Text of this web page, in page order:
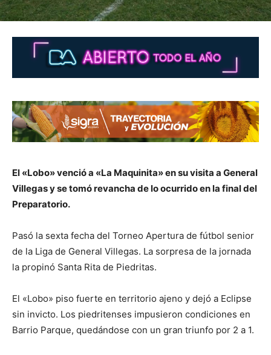
El «Lobo» venció a «La Maquinita» en su visita a General
Villegas y se tomó revancha de lo ocurrido en la final del
Preparatorio.
Pasó la sexta fecha del Torneo Apertura de fútbol senior
de la Liga de General Villegas. La sorpresa de la jornada
la propinó Santa Rita de Piedritas.
El «Lobo» piso fuerte en territorio ajeno y dejó a Eclipse
sin invicto. Los piedritenses impusieron condiciones en
Barrio Parque, quedándose con un gran triunfo por 2 a 1.